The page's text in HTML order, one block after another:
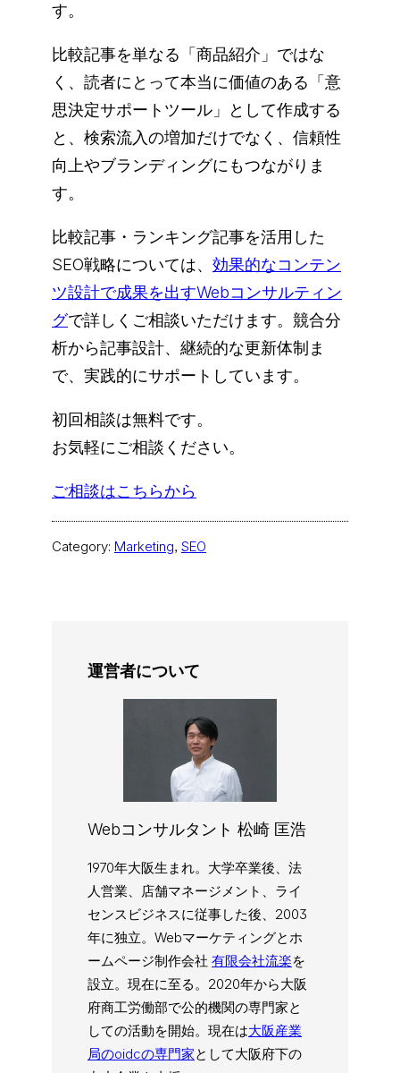
す。
比較記事を単なる「商品紹介」ではな
く、読者にとって本当に価値のある「意
思決定サポートツール」として作成する
と、検索流入の増加だけでなく、信頼性
向上やブランディングにもつながりま
す。
比較記事・ランキング記事を活用した
SEO戦略については、 効果的なコンテン
ツ設計で成果を出すWebコンサルティン
グで詳しくご相談いただけます。競合分
析から記事設計、継続的な更新体制ま
で、実践的にサポートしています。
初回相談は無料です。
お気軽にご相談ください。
ご相談はこちらから
Category: Marketing, SEO
運営者について
Webコンサルタント 松崎 匡浩
1970年大阪生まれ。大学卒業後、法
人営業、店舗マネージメント、ライ
センスビジネスに従事した後、2003
年に独立。Webマーケティングとホ
ームページ制作会社 有限会社流楽を
設立。現在に至る。2020年から大阪
府商工労働部で公的機関の専門家と
しての活動を開始。現在は大阪産業
局のoidcの専門家として大阪府下の